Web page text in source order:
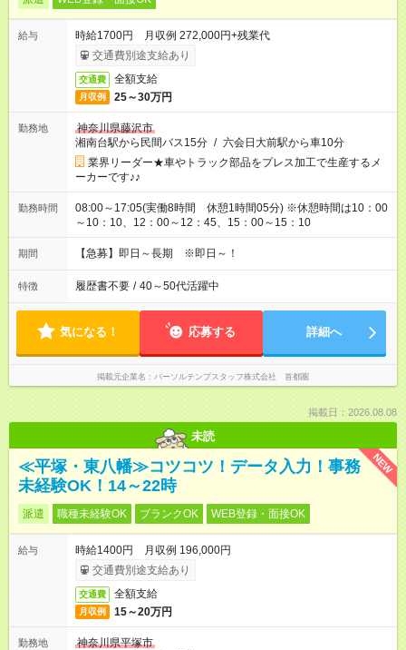
給与
時給1700円 月収例 272,000円+残業代
交通費別途支給あり
交通費 全額支給
月収例 25～30万円
勤務地
神奈川県藤沢市
湘南台駅から民間バス15分 / 六会日大前駅から車10分
業界リーダー★車やトラック部品をプレス加工で生産するメ
ーカーです♪♪
勤務時間
08:00～17:05(実働8時間 休憩1時間05分) ※休憩時間は10：00
～10：10、12：00～12：45、15：00～15：10
期間 【急募】即日～長期 ※即日～！
特徴 履歴書不要 / 40～50代活躍中
気になる！ 応募する 詳細へ
掲載元企業名 パーソルテンプスタッフ株式会社 首都圏
掲載日：2026.08.08
未読
NEW
≪平塚・東八幡≫コツコツ！データ入力！事務
未経験OK！14～22時
派遣 職種未経験OK ブランクOK WEB登録・面接OK
給与
時給1400円 月収例 196,000円
交通費別途支給あり
交通費 全額支給
月収例 15～20万円
勤務地
神奈川県平塚市